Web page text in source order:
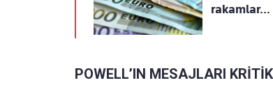
rakamlar...
POWELL’IN MESAJLARI KRİTİK